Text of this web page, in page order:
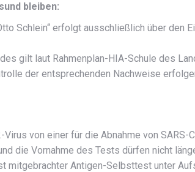
bleiben:
Schlein“ erfolgt ausschließlich über den
gilt laut Rahmenplan-HIA-Schule des
der entsprechenden Nachweise
von einer für die Abnahme von SARS-
die Vornahme des Tests dürfen nicht
mitgebrachter Antigen-Selbsttest unter